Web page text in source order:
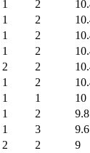
1 2
1 2
1 2
1 2
2 2
1 2
1 1
10
1 2
9.8
1 3
9.6
2 2
9